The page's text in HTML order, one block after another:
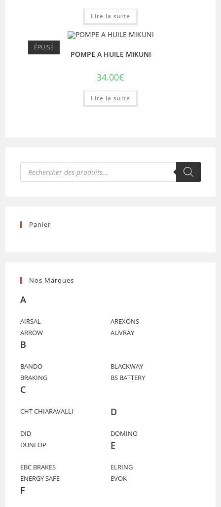
Lire la suite
ÉPUISÉ
POMPE A HUILE MIKUNI
34.00€
Lire la suite
Recherche
produits
Panier
Nos Marques
A
AIRSAL
AREXONS
ARROW
AUVRAY
B
BANDO
BLACKWAY
BRAKING
BS BATTERY
C
CHT CHIARAVALLI D
DID
DOMINO
DUNLOP
E
EBC BRAKES
ELRING
ENERGY SAFE
EVOK
F